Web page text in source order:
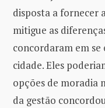
disposta a fornecer
mitigue as
concordaram em
cidade. Eles
opções de moradia
da gestão